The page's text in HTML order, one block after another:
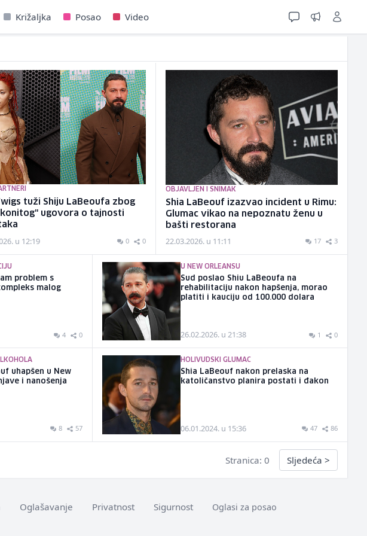
Križaljka Posao Video
tuži Shiju LaBeoufa zbog
ugovora o tajnosti
u 12:19 0 0
OBJAVLJEN I SNIMAK
Shia LaBeouf izazvao incident u Rimu:
Glumac vikao na nepoznatu ženu u
bašti restorana
22.03.2026. u 11:11 17 3
problem s
malog
4 0
U NEW ORLEANSU
Sud poslao Shiu LaBeoufa na
rehabilitaciju nakon hapšenja, morao
platiti i kauciju od 100.000 dolara
26.02.2026. u 21:38 1 0
uhapšen u New
i nanošenja
8 57
HOLIVUDSKI GLUMAC
Shia LaBeouf nakon prelaska na
katoličanstvo planira postati i đakon
06.01.2024. u 15:36 47 86
Stranica: 0 Sljedeća >
Oglašavanje Privatnost Sigurnost Oglasi za posao